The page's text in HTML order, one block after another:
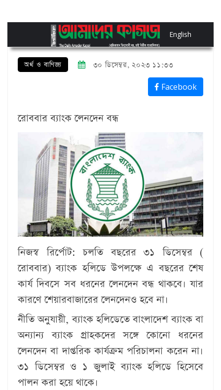
English
অর্থ ও বাণিজ্য ৩০ ডিসেম্বর, ২০২৩ ১১:৩৩
Facebook
রোববার ব্যাংক লেনদেন বন্ধ
নিজস্ব রির্পোট: চলতি বছরের ৩১ ডিসেম্বর (
রোববার) ব্যাংক হলিডে উপলক্ষে এ বছরের শেষ
কার্য দিবসে সব ধরনের লেনদেন বন্ধ থাকবে। যার
কারণে শেয়ারবাজারের লেনদেনও হবে না।
নীতি অনুযায়ী, ব্যাংক হলিডেতে বাংলাদেশ ব্যাংক বা
অন্যান্য ব্যাংক গ্রাহকদের সঙ্গে কোনো ধরনের
লেনদেন বা দাপ্তরিক কার্যক্রম পরিচালনা করেন না।
৩১ ডিসেম্বর ও ১ জুলাই ব্যাংক হলিডে হিসেবে
পালন করা হয়ে থাকে।